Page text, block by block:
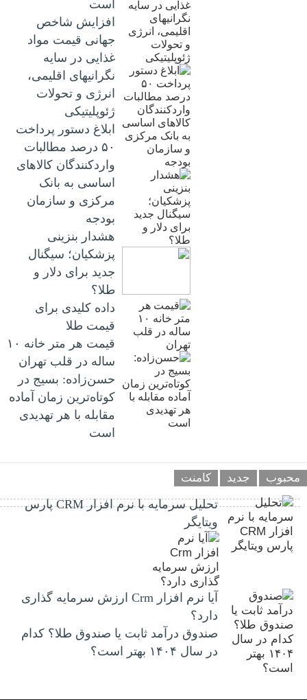
است
افزایش شاخص
جهانی قیمت مواد
غذایی در سایه
نگرانیهای اقلیمی،
انرژی و تحولات
ژئوپلیتیکی
ابلاغ دستور پرداخت
۵۰ درصد مطالبات
واردکنندگان کالاهای
اساسی به بانک
مرکزی و سازمان
بودجه
هشدار بنزینی
پزشکیان؛ سیگنال
جدید برای دلار و
طلا؟
داده کلیدی برای
قیمت طلا
قیمت هر متر خانه ۱۰
ساله در قلب تهران
حسن‌زاده: بسیج در
کوتاه‌ترین زمان آماده
مقابله با هر تهدیدی
است
محبوب جدید کامنت
تحلیل سرمایه با نرم افزار CRM پارس
ویتایگر
آیا نرم افزار Crm ارزش سرمایه گذاری
دارد؟
صندوق درآمد ثابت یا صندوق طلا؟ کدام
در سال ۱۴۰۴ بهتر است؟